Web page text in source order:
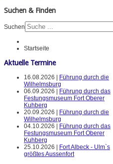
Suchen & Finden
Suchen
Startseite
Aktuelle Termine
16.08.2026 |
Führung durch die
Wilhelmsburg
06.09.2026 |
Führung durch das
Festungsmuseum Fort Oberer
Kuhberg
20.09.2026 |
Führung durch die
Wilhelmsburg
04.10.2026 |
Führung durch das
Festungsmuseum Fort Oberer
Kuhberg
25.10.2026 |
Fort Albeck - Ulm`s
größtes Aussenfort